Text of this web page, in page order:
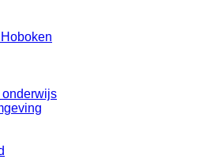
onderwijs